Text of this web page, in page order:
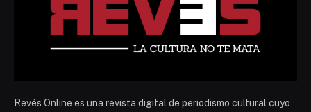
Revés Online es una revista digital de periodismo cultural cuyo